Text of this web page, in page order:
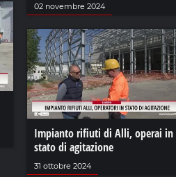
02 novembre 2024
Impianto rifiuti di Alli, operai in
stato di agitazione
31 ottobre 2024